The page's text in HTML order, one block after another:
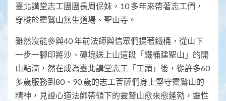
臺北講堂志工團團長周保妹，10 多年來帶著志工們，
穿梭於靈鷲山無生道場、聖山寺。
雖然沒能參與40 年前法師與信眾們提著鐵桶，從山下
一步一腳印將沙、磚塊送上山這段「鐵桶建聖山」的開
山點滴，然在成為臺北講堂志工「工頭」後，從許多60
多歲服務到80、90 歲的志工菩薩們身上堅守靈鷲山的
精神，見證心道法師帶領下的靈鷲山愈來愈蓬勃，靈性